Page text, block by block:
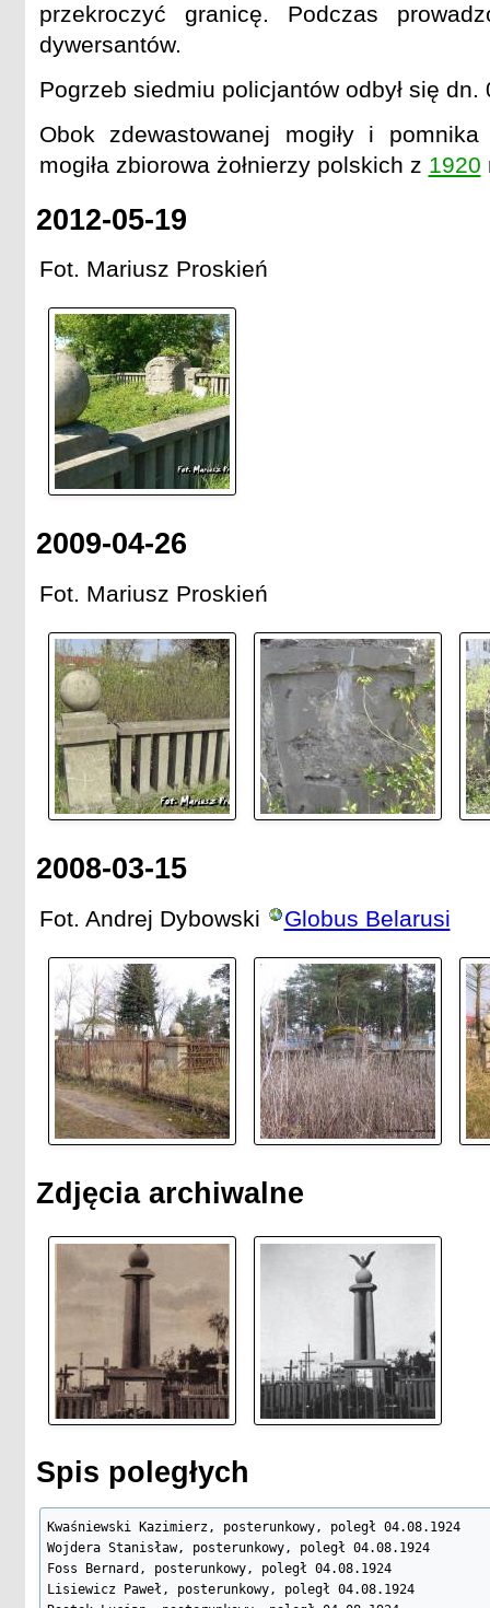
przekroczyć granicę. Podczas
dywersantów.
Pogrzeb siedmiu policjantów odbył się dn.
Obok zdewastowanej mogiły i
mogiła zbiorowa żołnierzy polskich z 1920
2012-05-19
Fot. Mariusz Proskień
2009-04-26
Fot. Mariusz Proskień
2008-03-15
Fot. Andrej Dybowski Globus Belarusi
Zdjęcia archiwalne
Spis poległych
Kwaśniewski Kazimierz, posterunkowy, poległ 04.08.1924
Wojdera Stanisław, posterunkowy, poległ 04.08.1924
Foss Bernard, posterunkowy, poległ 04.08.1924
Lisiewicz Paweł, posterunkowy, poległ 04.08.1924